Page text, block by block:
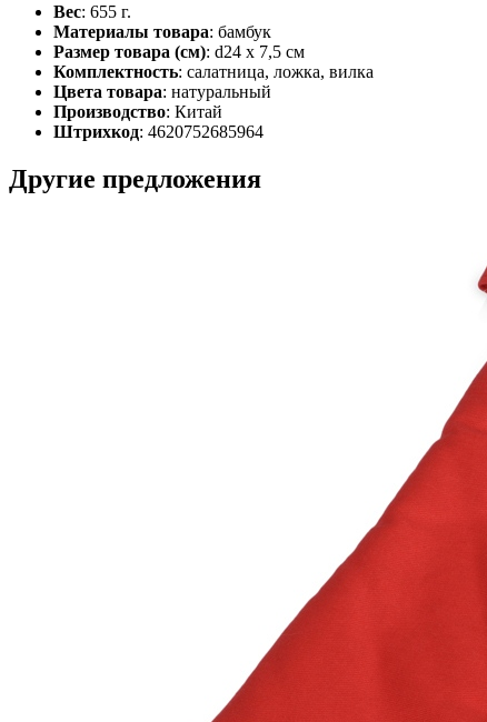
Вес: 655 г.
Материалы товара: бамбук
Размер товара (см): d24 х 7,5 см
Комплектность: салатница, ложка, вилка
Цвета товара: натуральный
Производство: Китай
Штрихкод: 4620752685964
Другие предложения